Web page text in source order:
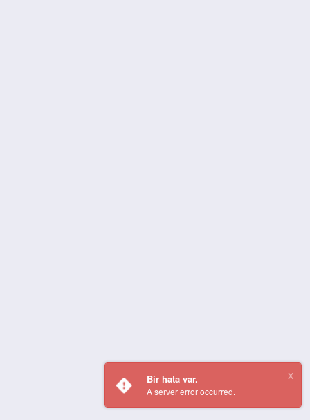
Bir hata var.
A server error occurred.